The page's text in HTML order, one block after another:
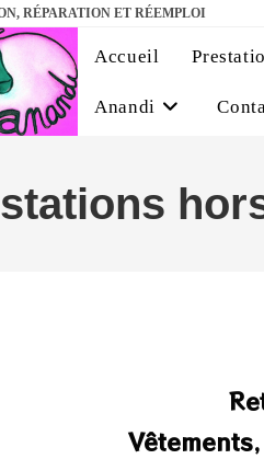
RÉPARATION ET RÉEMPLOI
Accueil
Anandi